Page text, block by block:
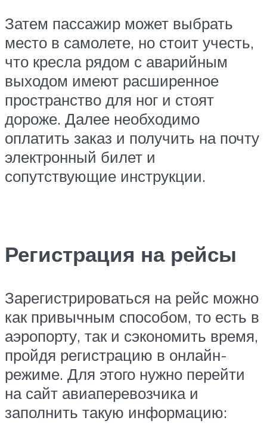
Затем пассажир может выбрать
место в самолете, но стоит учесть,
что кресла рядом с аварийным
выходом имеют расширенное
пространство для ног и стоят
дороже. Далее необходимо
оплатить заказ и получить на почту
электронный билет и
сопутствующие инструкции.
Регистрация на рейсы
Зарегистрироваться на рейс можно
как привычным способом, то есть в
аэропорту, так и сэкономить время,
пройдя регистрацию в онлайн-
режиме. Для этого нужно перейти
на сайт авиаперевозчика и
заполнить такую информацию: